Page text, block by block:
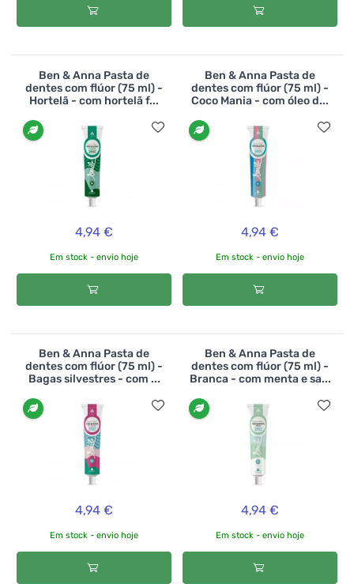
Ben & Anna Pasta de
dentes com flúor (75 ml) -
Hortelã - com hortelã f...
4,94 €
Em stock - envio hoje
Ben & Anna Pasta de
dentes com flúor (75 ml) -
Coco Mania - com óleo d...
4,94 €
Em stock - envio hoje
Ben & Anna Pasta de
dentes com flúor (75 ml) -
Bagas silvestres - com ...
4,94 €
Em stock - envio hoje
Ben & Anna Pasta de
dentes com flúor (75 ml) -
Branca - com menta e sa...
4,94 €
Em stock - envio hoje